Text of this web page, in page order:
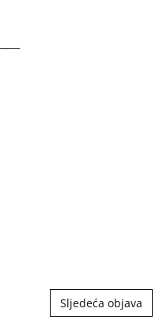
Sljedeća objava